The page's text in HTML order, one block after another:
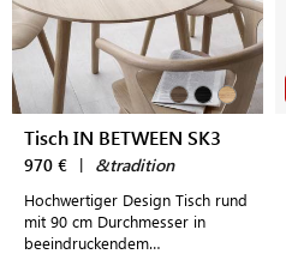
Tisch IN BETWEEN SK3
970 € | &tradition
Hochwertiger Design Tisch rund
mit 90 cm Durchmesser in
beeindruckendem